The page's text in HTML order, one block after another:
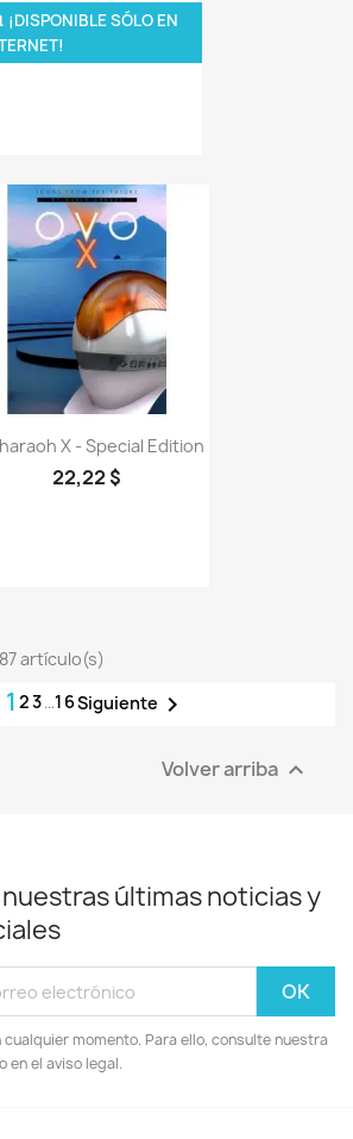
Giza
5,00 $
¡DISPONIBLE SÓLO EN
X - Special Edition
22,22 $
artículo(s)
1 23…16Siguiente 
Volver arriba 
últimas noticias y
momento. Para ello, consulte nuestra
en el aviso legal.